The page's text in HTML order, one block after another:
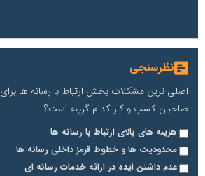
نظرسنجی
اصلی ترین مشکلات بخش ارتباط با رسانه ها
صاحبان کسب و کار کدام گزینه است؟
هزینه های بالای ارتباط با رسانه ها
محدودیت ها و خطوط قرمز داخلی رسانه ها
عدم داشتن ایده در ارائه خدمات رسانه ای